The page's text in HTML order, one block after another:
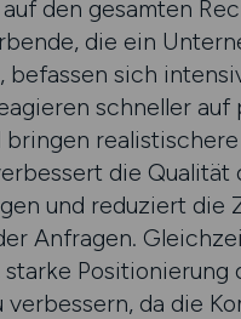
den gesamten
die ein
befassen sich
schneller auf
bringen
die Qualität
und reduziert die
Anfragen.
starke Positionierung
verbessern, da die